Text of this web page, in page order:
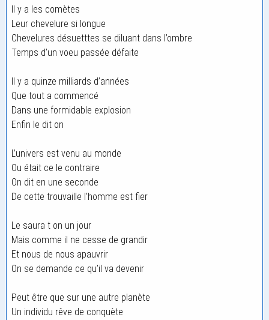
Il y a les comètes
Leur chevelure si longue
Chevelures désuetttes se diluant dans l’ombre
Temps d’un voeu passée défaite
Il y a quinze milliards d’années
Que tout a commencé
Dans une formidable explosion
Enfin le dit on
L’univers est venu au monde
Ou était ce le contraire
On dit en une seconde
De cette trouvaille l’homme est fier
Le saura t on un jour
Mais comme il ne cesse de grandir
Et nous de nous apauvrir
On se demande ce qu’il va devenir
Peut être que sur une autre planète
Un individu rêve de conquète